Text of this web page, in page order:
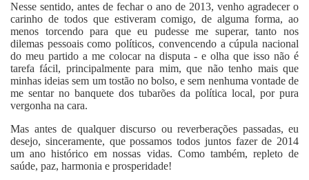
Nesse sentido, antes de fechar o ano de 2013, venho agradecer o
carinho de todos que estiveram comigo, de alguma forma, ao
menos torcendo para que eu pudesse me superar, tanto nos
dilemas pessoais como políticos, convencendo a cúpula nacional
do meu partido a me colocar na disputa - e olha que isso não é
tarefa fácil, principalmente para mim, que não tenho mais que
minhas ideias sem um tostão no bolso, e sem nenhuma vontade de
me sentar no banquete dos tubarões da política local, por pura
vergonha na cara.
Mas antes de qualquer discurso ou reverberações passadas, eu
desejo, sinceramente, que possamos todos juntos fazer de 2014
um ano histórico em nossas vidas. Como também, repleto de
saúde, paz, harmonia e prosperidade!